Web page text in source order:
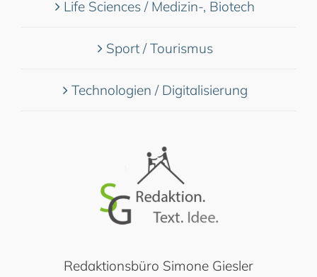
Life Sciences / Medizin-, Biotech
Sport / Tourismus
Technologien / Digitalisierung
Redaktionsbüro Simone Giesler